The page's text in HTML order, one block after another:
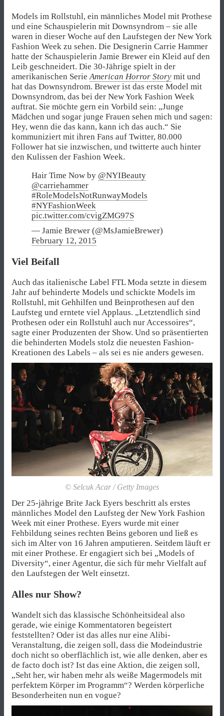
Models im Rollstuhl, ein männliches Model mit Prothese
und eine Schauspielerin mit Downsyndrom – sie alle
waren in dieser Woche auf den Laufstegen der New York
Fashion Week zu sehen. Die Designerin Carrie Hammer
hatte der Schauspielerin Jamie Brewer ein Kleid auf den
Leib geschneidert. Die 30-Jährige spielt in der
amerikanischen SerieAmerican Horror Story mit und
hat das Downsyndrom. Brewer ist das erste Model mit
Downsyndrom, das bei der New York Fashion Week
auftrat. Sie möchte gern ein Vorbild sein: „Junge
Mädchen und sogar junge Frauen sehen mich und sagen:
Hey, wenn die das kann, kann ich das auch.“ Sie
kommuniziert mit ihren Fans auf Twitter, 80.000
Follower hat sie inzwischen, und twitterte auch hinter
den Kulissen der Fashion Week.
Hair Time Now by @NYIBeauty
@carriehammer
#RoleModelsNotRunwayModels
#NYFashionWeek
pic.twitter.com/cvigZMG97S
— Jamie Brewer (@MsJamieBrewer)
February 12, 2015
Viel Beifall
Auch das italienische Label FTL Moda setzte in diesem
Jahr auf behinderte Models und schickte Models im
Rollstuhl, mit Gehhilfen und Beinprothesen auf den
Laufsteg und erntete viel Applaus. „Letztendlich sind
Prothesen oder ein Rollstuhl auch nur Accessoires“,
sagte einer Produzenten der Show. Und so präsentierten
die behinderten Models stolz die neuesten Fashion-
Kreationen des Labels – als sei es nie anders gewesen.
© Selcuk Acar / Getty Images
Der 25-jährige Brite Jack Eyers beschritt als erstes
männliches Model den Laufsteg der New York Fashion
Week mit einer Prothese. Eyers wurde mit einer
Fehbildung seines rechten Beins geboren und ließ es
sich im Alter von 16 Jahren amputieren. Seitdem läuft er
mit einer Prothese. Er engagiert sich bei „Models of
Diversity“, einer Agentur, die sich für mehr Vielfalt auf
den Laufstegen der Welt einsetzt.
Alles nur Show?
Wandelt sich das klassische Schönheitsideal also
gerade, wie einige Kommentatoren begeistert
feststellten? Oder ist das alles nur eine Alibi-
Veranstaltung, die zeigen soll, dass die Modeindustrie
doch nicht so oberflächlich ist, wie alle denken, aber es
de facto doch ist? Ist das eine Aktion, die zeigen soll,
„Seht her, wir haben mehr als weiße Magermodels mit
perfektem Körper im Programm“? Werden körperliche
Besonderheiten nun en vogue?